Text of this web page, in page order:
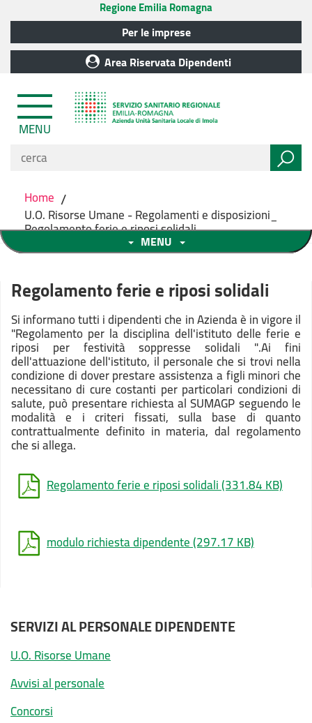
Regione Emilia Romagna
Per le imprese
Area Riservata Dipendenti
MENU
Home /
U.O. Risorse Umane - Regolamenti e disposizioni_
Regolamento ferie e riposi solidali
MENU
Regolamento ferie e riposi solidali
Si informano tutti i dipendenti che in Azienda è in vigore il
"Regolamento per la disciplina dell'istituto delle ferie e
riposi per festività soppresse solidali ".Ai fini
dell'attuazione dell'istituto, il personale che si trovi nella
condizione di dover prestare assistenza a figli minori che
necessitano di cure costanti per particolari condizioni di
salute, può presentare richiesta al SUMAGP seguendo le
modalità e i criteri fissati, sulla base di quanto
contrattualmente definito in materia, dal regolamento
che si allega.
Regolamento ferie e riposi solidali(331.84 KB)
modulo richiesta dipendente(297.17 KB)
SERVIZI AL PERSONALE DIPENDENTE
U.O. Risorse Umane
Avvisi al personale
Concorsi